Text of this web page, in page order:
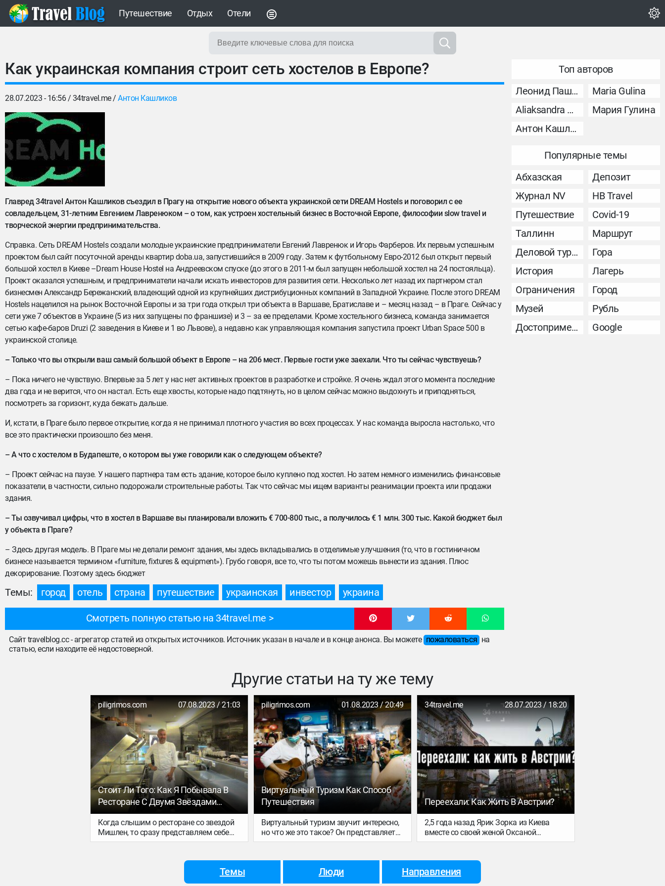
Путешествие Отдых Отели
Как украинская компания строит сеть хостелов в Европе?
28.07.2023 - 16:56 / 34travel.me/Антон Кашликов
Главред 34travel Антон Кашликов съездил в Прагу на открытие нового объекта украинской сети DREAM Hostels и поговорил с ее
совладельцем, 31-летним Евгением Лавренюком – о том, как устроен хостельный бизнес в Восточной Европе, философии slow travel и
творческой энергии предпринимательства.
Справка. Сеть DREAM Hostels создали молодые украинские предприниматели Евгений Лавренюк и Игорь Фарберов. Их первым успешным
проектом был сайт посуточной аренды квартир doba.ua, запустившийся в 2009 году. Затем к футбольному Евро-2012 был открыт первый
большой хостел в Киеве –Dream House Hostel на Андреевском спуске (до этого в 2011-м был запущен небольшой хостел на 24 постояльца).
Проект оказался успешным, и предприниматели начали искать инвесторов для развития сети. Несколько лет назад их партнером стал
бизнесмен Александр Бережанский, владеющий одной из крупнейших дистрибуционных компаний в Западной Украине. После этого DREAM
Hostels нацелился на рынок Восточной Европы и за три года открыл три объекта в Варшаве, Братиславе и – месяц назад – в Праге. Сейчас у
сети уже 7 объектов в Украине (5 из них запущены по франшизе) и 3 – за ее пределами. Кроме хостельного бизнеса, команда занимается
сетью кафе-баров Druzi (2 заведения в Киеве и 1 во Львове), а недавно как управляющая компания запустила проект Urban Space 500 в
украинской столице.
– Только что вы открыли ваш самый большой объект в Европе – на 206 мест. Первые гости уже заехали. Что ты сейчас чувствуешь?
– Пока ничего не чувствую. Впервые за 5 лет у нас нет активных проектов в разработке и стройке. Я очень ждал этого момента последние
два года и не верится, что он настал. Есть еще хвосты, которые надо подтянуть, но в целом сейчас можно выдохнуть и приподняться,
посмотреть за горизонт, куда бежать дальше.
И, кстати, в Праге было первое открытие, когда я не принимал плотного участия во всех процессах. У нас команда выросла настолько, что
все это практически произошло без меня.
– А что с хостелом в Будапеште, о котором вы уже говорили как о следующем объекте?
– Проект сейчас на паузе. У нашего партнера там есть здание, которое было куплено под хостел. Но затем немного изменились финансовые
показатели, в частности, сильно подорожали строительные работы. Так что сейчас мы ищем варианты реанимации проекта или продажи
здания.
– Ты озвучивал цифры, что в хостел в Варшаве вы планировали вложить € 700-800 тыс., а получилось € 1 млн. 300 тыс. Какой бюджет был
у объекта в Праге?
– Здесь другая модель. В Праге мы не делали ремонт здания, мы здесь вкладывались в отделимые улучшения (то, что в гостиничном
бизнесе называется термином «furniture, fixtures & equipment»). Грубо говоря, все то, что ты потом можешь вынести из здания. Плюс
декорирование. Поэтому здесь бюджет
Темы: город отель страна путешествие украинская инвестор украина
Смотреть полную статью на 34travel.me
Сайт travelblog.cc - агрегатор статей из открытых источников. Источник указан в начале и в конце анонса. Вы можете пожаловаться на
статью, если находите её недостоверной.
Топ авторов
Леонид Пашковский
Maria Gulina
Aliaksandra Murashka
Мария Гулина
Антон Кашликов
Популярные темы
Абхазская
Депозит
Журнал NV
НВ Travel
Путешествие
Covid-19
Таллинн
Маршрут
Деловой туризм
Гора
История
Лагерь
Ограничения
Город
Музей
Рубль
Достопримечательность
Google
Другие статьи на ту же тему
piligrimos.com 07.08.2023 / 21:03
Стоит Ли Того: Как Я Побывала В
Ресторане С Двумя Звёздами
Мишлен
Когда слышим о ресторане со звездой
Мишлен, то сразу представляем себе
высокое качество кулинарных
невероятно приветливый персонал — и
piligrimos.com 01.08.2023 / 20:49
Виртуальный Туризм Как Способ
Путешествия
Виртуальный туризм звучит интересно,
но что же это такое? Он представляет
собой гибридную концепцию, которая
реальности и туризма. Также он
позволяет путешествовать по разным
уголкам мира и при этом находиться в
34travel.me 28.07.2023 / 18:20
Переехали: Как Жить В Австрии?
2,5 года назад Ярик Зорка из Киева
вместе со своей женой Оксаной
переехали в Австрию. О жизни в этой
подробные заметки в своем Telegram-
канале. А специально для 34travel он
рассказал о подготовке документов,
Темы Люди Направления